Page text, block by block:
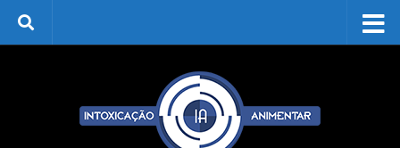
Skip to content